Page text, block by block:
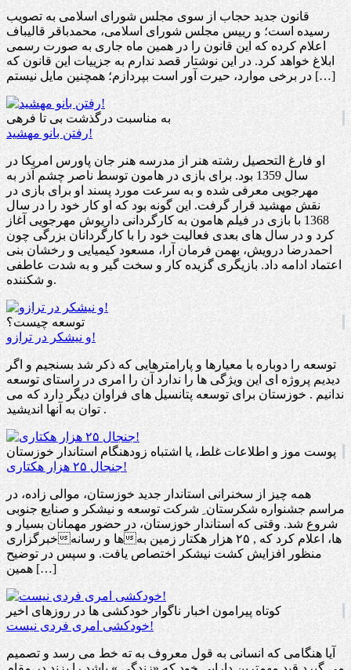
قانون جدید حجاب از سوی مجلس شورای اسلامی به تصویب
رسیده است؛ و رییس مجلس شورای اسلامی، محمدباقر قالیباف
اعلام کرده که این قانون را در همین ماه جاری به صورت رسمی
ابلاغ خواهد کرد. در این نوشتار قصد ندارم به جزییات این قانون که
در برخی موارد، حیرت آور است بپردازم؛ همچنین مایل نیستم […]
به مناسبت درگذشت بی تا فرهی
رفتن بانو مهشید!
او فارغ التحصیل رشته هنر از مدرسه هنر جان پاورس امریکا در
سال 1359 بود. برای بازی در هامون توسط ناصر چشم آذر به
مهرجویی معرفی شده و به سرعت مورد پسند او برای بازی در
نقش مهشید قرار گرفت. این گونه بود که او کار خود را در سال
1368 با بازی در فیلم هامون به کارگردانی داریوش مهرجویی آغاز
کرد و در سال های بعدی فعالیت خود را با کارگردانان بزرگی چون
احمدرضا درویش، بهمن فرمان آرا، مسعود کیمیایی و رخشان بنی
اعتماد ادامه داد. بازیگری گزیده کار و سخت گیر و به شدت عاطفی
و شکننده.
توسعه چیست؟
و نیشکر در ترازو!
توسعه را دوباره با معیارها و پارامترهایی که ذکر شد بسنجیم و اگر
دیدیم پروژه ای این ویژگی ها را ندارد آن را امری در راستای توسعه
ندانیم . خوزستان برای توسعه پتانسیل های فراوان دیگر دارد که می
توان به آنها اندیشید .
پوست موز و اطلاعات غلط، یا اشتباه زودهنگام استاندار خوزستان
جنجال ۲۵ هزار هکتاری!
همه چیز از سخنرانی استاندار جدید خوزستان، موالی زاده، در
مراسم جشنواره شکرستان ِ شرکت توسعه و نیشکر و صنایع جنوبی
شروع شد. وقتی که استاندار خوزستان، در حضور مهمانان بسیار و
خبرگزاریها و رسانهها، اعلام کرد که , ۲۵ هزار هکتار زمین به
منظور افزایش کشت نیشکر اختصاص یافت. و سپس در توضیح
همین […]
کوتاه پیرامون اخبار ناگوار خودکشی ها در روزهای اخیر
خودکشی امری فردی نیست!
آیا هنگامی که انسانی به قول معروف به ته خط می رسد و تصمیم